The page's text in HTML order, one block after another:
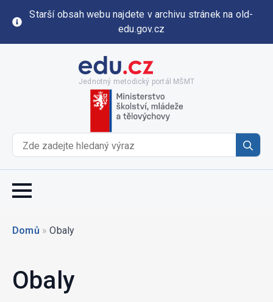
Starší obsah webu najdete v archivu stránek na old-
edu.gov.cz
Jednotný metodický portál MŠMT
for:
Domů » Obaly
Obaly